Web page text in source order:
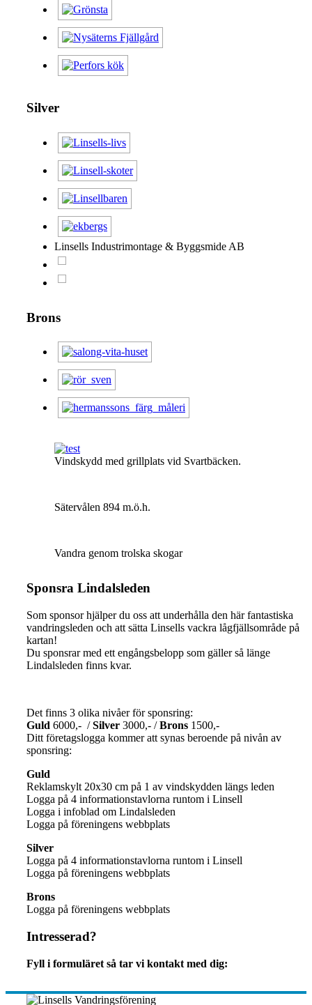
Silver
Linsells Industrimontage & Byggsmide AB
Brons
Vindskydd med grillplats vid Svartbäcken.
Sätervålen 894 m.ö.h.
Vandra genom trolska skogar
Sponsra Lindalsleden
Som sponsor hjälper du oss att underhålla den här fantastiska
vandringsleden och att sätta Linsells vackra lågfjällsområde på
kartan!
Du sponsrar med ett engångsbelopp som gäller så länge
Lindalsleden finns kvar.
Det finns 3 olika nivåer för sponsring:
Guld 6000,- /Silver 3000,- /Brons 1500,-
Ditt företagslogga kommer att synas beroende på nivån av
sponsring:
Guld
Reklamskylt 20x30 cm på 1 av vindskydden längs leden
Logga på 4 informationstavlorna runtom i Linsell
Logga i infoblad om Lindalsleden
Logga på föreningens webbplats
Silver
Logga på 4 informationstavlorna runtom i Linsell
Logga på föreningens webbplats
Brons
Logga på föreningens webbplats
Intresserad?
Fyll i formuläret så tar vi kontakt med dig: